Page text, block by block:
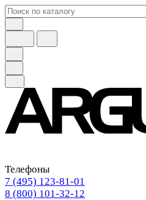
Телефоны
7 (495) 123-81-01
8 (800) 101-32-12